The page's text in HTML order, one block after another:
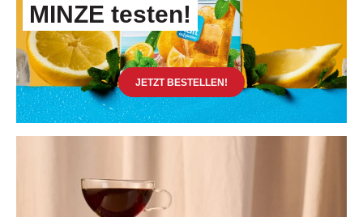
MINZE testen!
JETZT BESTELLEN!